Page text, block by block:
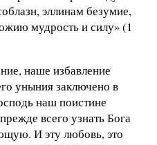
эллинам безумие,
мудрость и силу» (1
наше избавление
уныния заключено в
наш поистине
всего узнать Бога
И эту любовь, это